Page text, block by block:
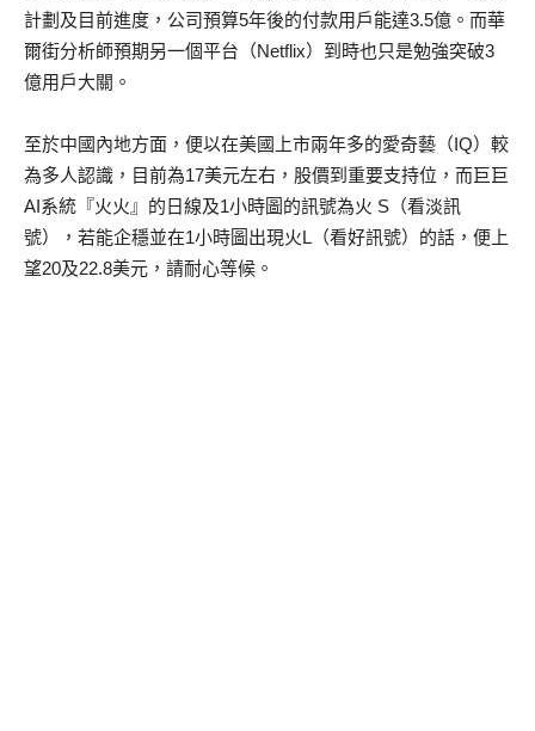
計劃及目前進度，公司預算5年後的付款用戶能達3.5億。而華
爾街分析師預期另一個平台（Netflix）到時也只是勉強突破3
億用戶大關。
至於中國內地方面，便以在美國上市兩年多的愛奇藝（IQ）較
為多人認識，目前為17美元左右，股價到重要支持位，而巨巨
AI系統『火火』的日線及1小時圖的訊號為火 S（看淡訊
號），若能企穩並在1小時圖出現火L（看好訊號）的話，便上
望20及22.8美元，請耐心等候。